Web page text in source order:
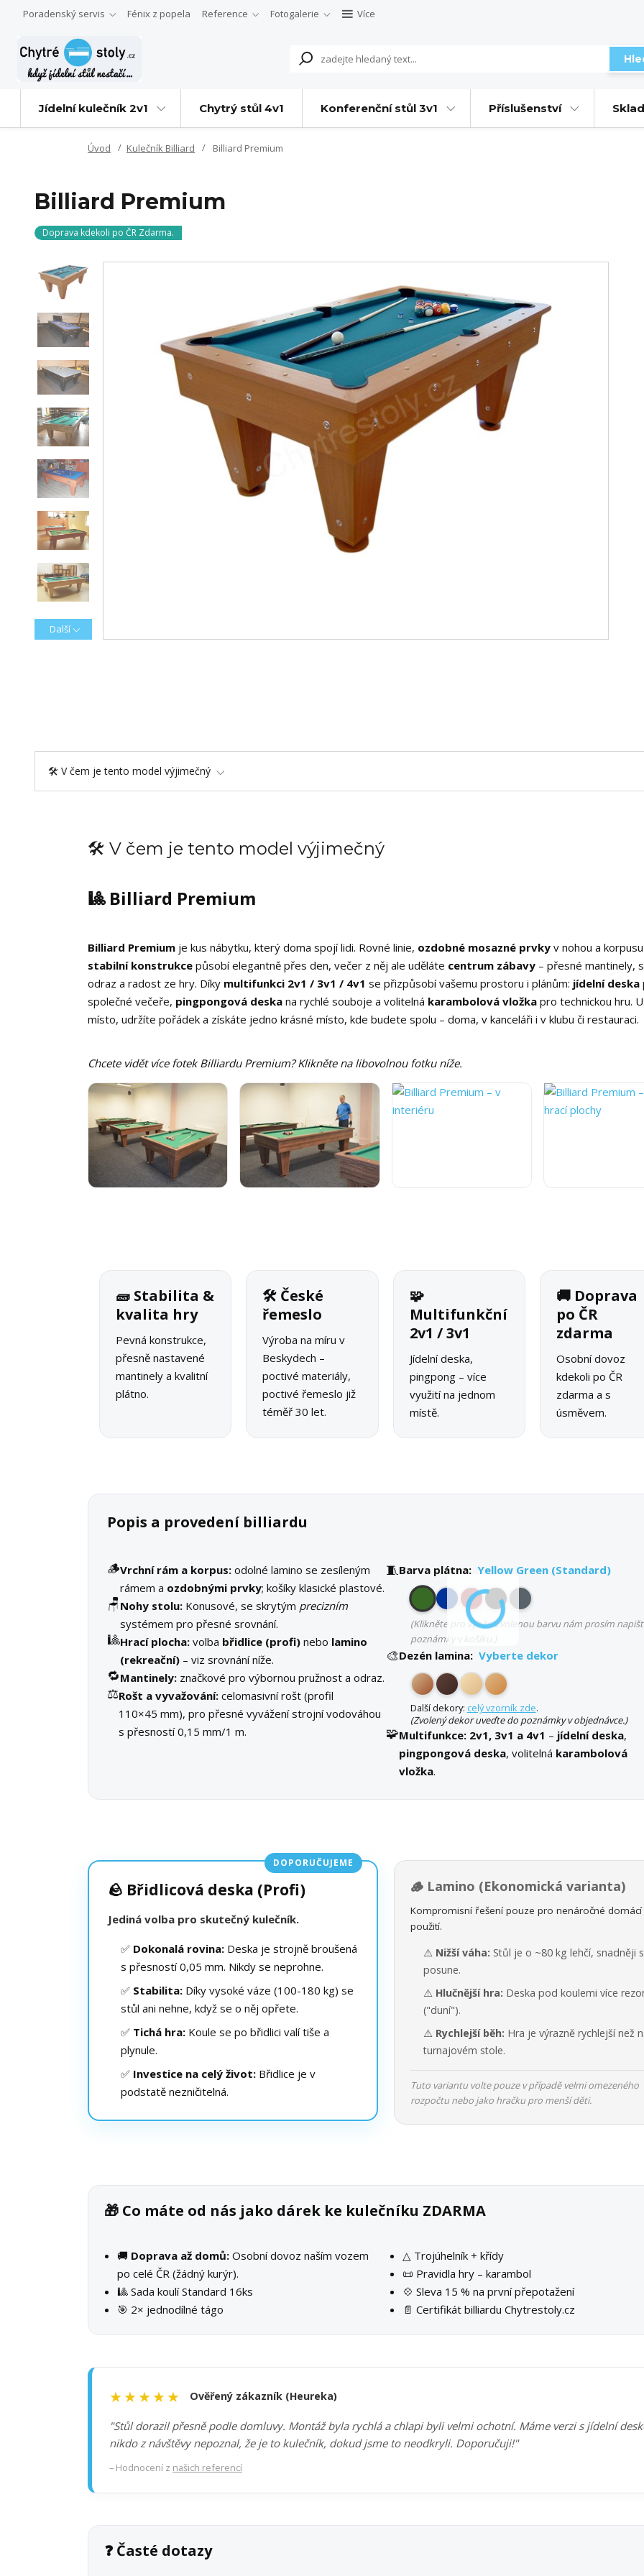
Poradenský servis Fénix z popela Reference Fotogalerie Více
Jídelní kulečník 2v1 Chytrý stůl 4v1 Konferenční stůl 3v1 Příslušenství
Úvod Kulečník Billiard Billiard Premium
Billiard Premium
Doprava kdekoli po ČR Zdarma.
Další
🛠️ V čem je tento model výjimečný
🛠️ V čem je tento model výjimečný
🎱 Billiard Premium
Billiard Premium je kus nábytku, který doma spojí lidi. Rovné linie, ozdobné mosazné prvky v nohou a
stabilní konstrukce působí elegantně přes den, večer z něj ale uděláte centrum zábavy – přesné mantinely,
odraz a radost ze hry. Díky multifunkci 2v1 / 3v1 / 4v1 se přizpůsobí vašemu prostoru i plánům: jídelní deska
společné večeře, pingpongová deska na rychlé souboje a volitelná karambolová vložka pro technickou hru.
místo, udržíte pořádek a získáte jedno krásné místo, kde budete spolu – doma, v kanceláři i v klubu či restauraci.
Chcete vidět více fotek Billiardu Premium? Klikněte na libovolnou fotku níže.
🧱 Stabilita &
kvalita hry
Pevná konstrukce,
přesně nastavené
mantinely a kvalitní
plátno.
🛠 České
řemeslo
Výroba na míru v
Beskydech –
poctivé materiály,
poctivé řemeslo již
téměř 30 let.
🧩
Multifunkční
2v1 / 3v1
Jídelní deska,
pingpong – více
využití na jednom
místě.
🚚 Doprava
po ČR
zdarma
Osobní dovoz
kdekoli po ČR
zdarma a s
úsměvem.
Popis a provedení billiardu
🪵Vrchní rám a korpus: odolné lamino se zesíleným
rámem a ozdobnými prvky; košíky klasické plastové.
🪑 Nohy stolu: Konusové, se skrytým precizním
systémem pro přesné srovnání.
🎱Hrací plocha: volba břidlice (profi) nebo lamino
(rekreační) – viz srovnání níže.
🔁Mantinely: značkové pro výbornou pružnost a odraz.
⚖️Rošt a vyvažování: celomasivní rošt (profil
110×45 mm), pro přesné vyvážení strojní vodováhou
s přesností 0,15 mm/1 m.
🧵Barva plátna: Yellow Green (Standard)
(Klikněte pro výběr. Zvolenou barvu nám prosím
poznámky v košíku.)
🎨Dezén lamina: Vyberte dekor
Další dekory: celý vzorník zde.
(Zvolený dekor uveďte do poznámky v objednávce.)
🧩Multifunkce:2v1, 3v1 a 4v1 – jídelní deska,
pingpongová deska, volitelná karambolová
vložka.
DOPORUČUJEME
🪨 Břidlicová deska (Profi)
Jediná volba pro skutečný kulečník.
✅ Dokonalá rovina: Deska je strojně broušená
s přesností 0,05 mm. Nikdy se neprohne.
✅ Stabilita: Díky vysoké váze (100-180 kg) se
stůl ani nehne, když se o něj opřete.
✅ Tichá hra: Koule se po břidlici valí tiše a
plynule.
✅ Investice na celý život: Břidlice je v
podstatě nezničitelná.
🪵 Lamino (Ekonomická varianta)
Kompromisní řešení pouze pro nenáročné domácí
použití.
⚠️ Nižší váha: Stůl je o ~80 kg lehčí, snadněji
posune.
⚠️ Hlučnější hra: Deska pod koulemi více
("duní").
⚠️ Rychlejší běh: Hra je výrazně rychlejší než
turnajovém stole.
Tuto variantu volte pouze v případě velmi omezeného
rozpočtu nebo jako hračku pro menší děti.
🎁 Co máte od nás jako dárek ke kulečníku ZDARMA
🚚 Doprava až domů: Osobní dovoz naším vozem
po celé ČR (žádný kurýr).
🎱 Sada koulí Standard 16ks
🎯 2× jednodílné tágo
△ Trojúhelník + křídy
📜 Pravidla hry – karambol
💠 Sleva 15 % na první přepotažení
📄 Certifikát billiardu Chytrestoly.cz
★★★★★ Ověřený zákazník (Heureka)
"Stůl dorazil přesně podle domluvy. Montáž byla rychlá a chlapi byli velmi ochotní. Máme verzi s jídelní
nikdo z návštěvy nepoznal, že je to kulečník, dokud jsme to neodkryli. Doporučuji!"
– Hodnocení z našich referencí
❓ Časté dotazy